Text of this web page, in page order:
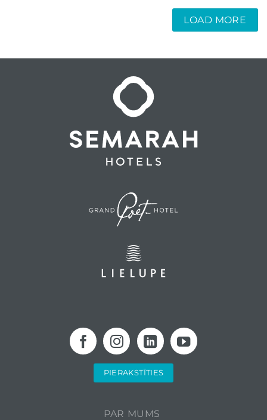
LOAD MORE
PIERAKSTĪTIES
PAR MUMS